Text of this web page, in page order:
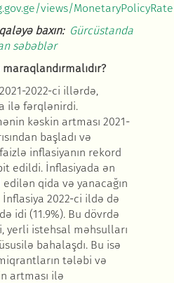
views/
baxın: Gürcüstanda
səbəblər
?
2022-ci illərdə,
ilə fərqlənirdi.
kəskin artması 2021-
başladı və
inflasiyanın rekord
edildi. İnflasiyada ən
qida və yanacağın
2022-ci ildə də
idi (11.9%). Bu dövrdə
yerli istehsal məhsulları
bahalaşdı. Bu isə
tələbi və
artması ilə